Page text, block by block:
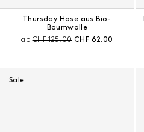
Thursday Hose aus Bio-
Baumwolle
abPreis vor Rabatt:
CHF 125.00 Aktueller Preis:
CHF 62.00
Sale